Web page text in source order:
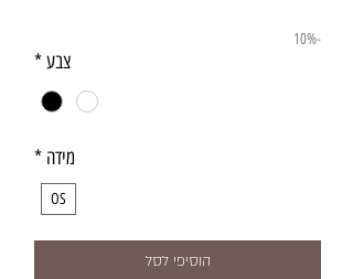
-10%
צבע*
מידה *
OS
הוסיפי לסל